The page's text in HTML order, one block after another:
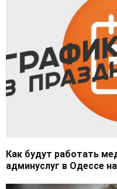
Как будут работать
админуслуг в Одессе